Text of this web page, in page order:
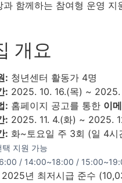
과 함께하는 참여형 운영 지
개요
: 청년센터 활동가 4명
: 2025. 10. 16.(목) ~
: 홈페이지 공고를 통한 이
: 2025. 11. 4.(화) ~ 2025.
: 화~토요일 주 3회 (일 4시
지원 가능
/ 14:00~18:00 /
2025년 최저시급 준수